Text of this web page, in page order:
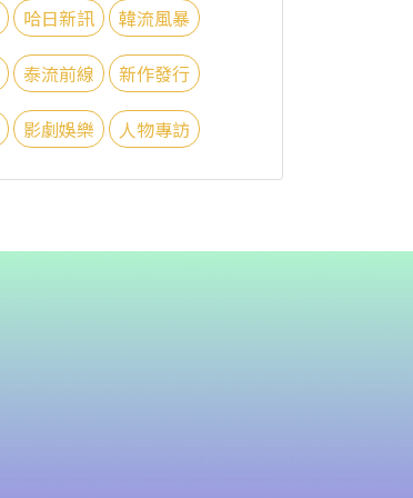
哈日新訊 韓流風暴
泰流前線 新作發行
影劇娛樂 人物專訪